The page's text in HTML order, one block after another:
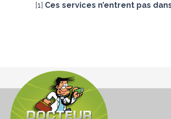
[1] Ces services n’entrent pas